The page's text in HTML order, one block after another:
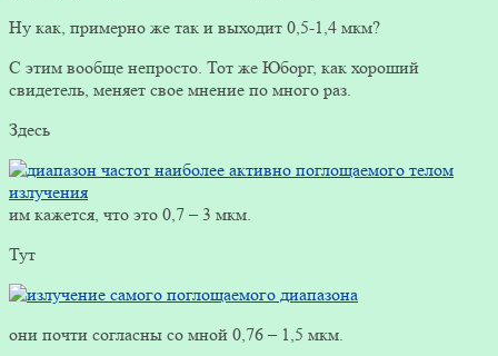
Ну как, примерно же так и выходит 0,5-1,4 мкм?
С этим вообще непросто. Тот же Юборг, как хороший
свидетель, меняет свое мнение по много раз.
Здесь
им кажется, что это 0,7 – 3 мкм.
Тут
они почти согласны со мной 0,76 – 1,5 мкм.